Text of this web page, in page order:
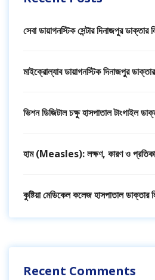
সেবা ডায়াগনস্টিক সেন্টার দিনাজপুর ডাক্তার
মাইক্রোল্যাব ডায়াগনস্টিক দিনাজপুর
ভিশন ডিজিটাল চক্ষু হাসপাতাল টাংগাইল
হাম (Measles): লক্ষণ, কারণ ও
কুষ্টিয়া মেডিকেল কলেজ হাসপাতাল
Recent Comments